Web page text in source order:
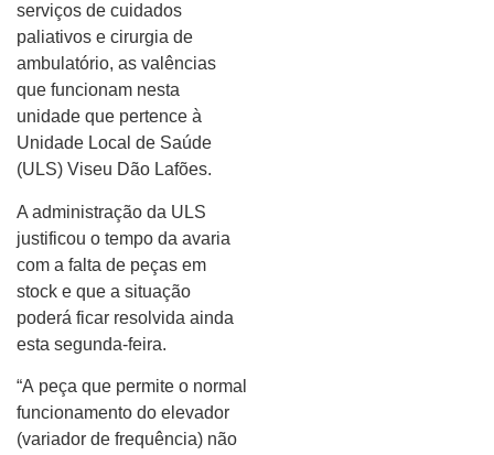
serviços de cuidados
paliativos e cirurgia de
ambulatório, as valências
que funcionam nesta
unidade que pertence à
Unidade Local de Saúde
(ULS) Viseu Dão Lafões.
A administração da ULS
justificou o tempo da avaria
com a falta de peças em
stock e que a situação
poderá ficar resolvida ainda
esta segunda-feira.
“A peça que permite o normal
funcionamento do elevador
(variador de frequência) não